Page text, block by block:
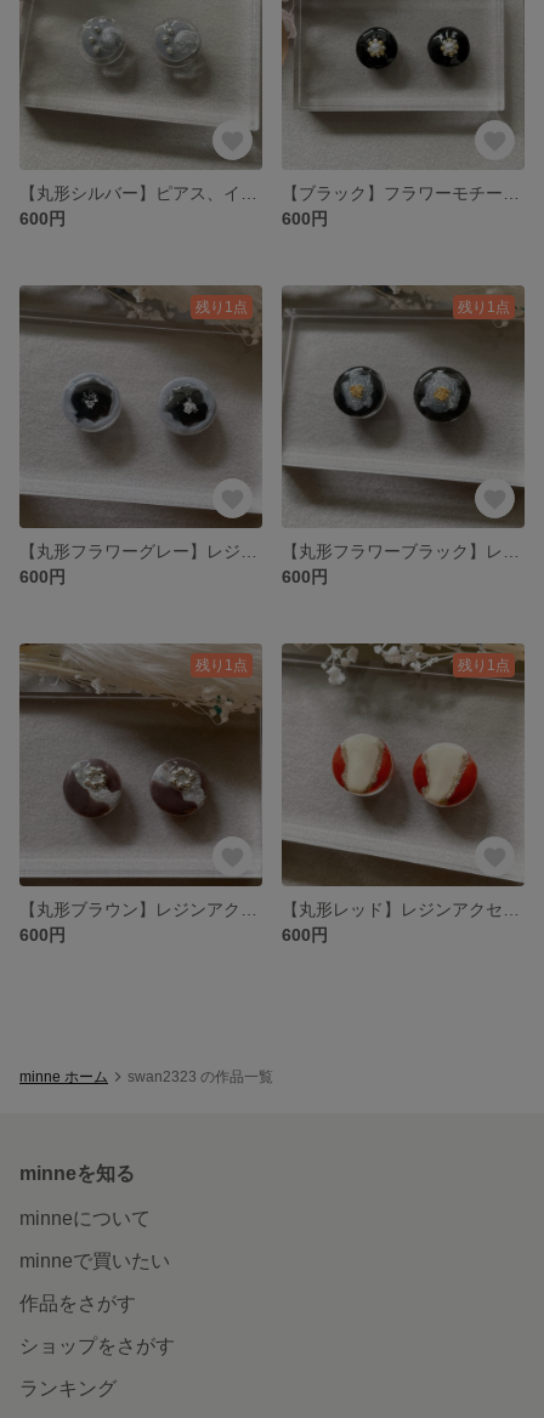
600円
600円
残り1点
600円
残り1点
600円
残り1点
600円
残り1点
600円
minne ホーム swan2323 の作品一覧
minneを知る
minneについて
minneで買いたい
作品をさがす
ショップをさがす
ランキング